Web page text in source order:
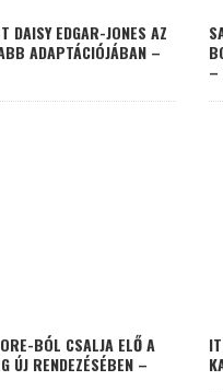
DAISY EDGAR-JONES AZ
ADAPTÁCIÓJÁBAN –
–
BÓL CSALJA ELŐ A
ÚJ RENDEZÉSÉBEN –